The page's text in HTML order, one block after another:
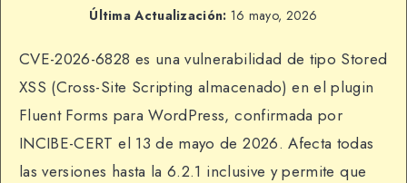
Última Actualización: 16 mayo, 2026
CVE-2026-6828 es una vulnerabilidad de tipo Stored
XSS (Cross-Site Scripting almacenado) en el plugin
Fluent Forms para WordPress, confirmada por
INCIBE-CERT el 13 de mayo de 2026. Afecta todas
las versiones hasta la 6.2.1 inclusive y permite que